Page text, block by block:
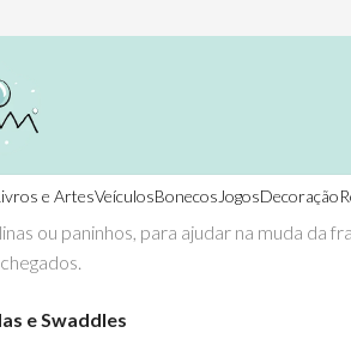
e ArtesVeículosBonecos JogosDecoração
ou paninhos, para ajudar na muda da
e Swaddles